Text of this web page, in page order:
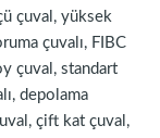
çuval, yüksek
çuvalı, FIBC
çuval, standart
depolama
çift kat çuval,